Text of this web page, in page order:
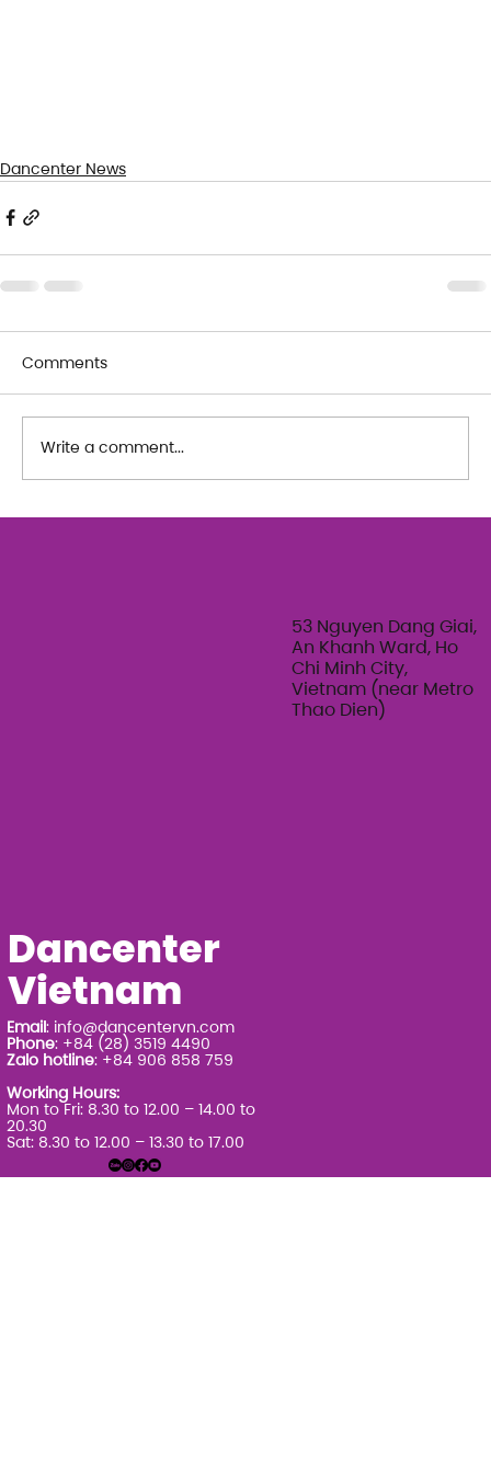
Dancenter News
Comments
Write a comment...
Dancenter
Vietnam
Email: info@dancentervn.com
Phone: +84 (28) 3519 4490
Zalo hotline: +84 906 858 759
Working Hours:
Mon to Fri: 8.30 to 12.00 – 14.00 to
20.30
Sat: 8.30 to 12.00 – 13.30 to 17.00
53 Nguyen Dang Giai,
An Khanh Ward, Ho
Chi Minh City,
Vietnam (near Metro
Thao Dien)